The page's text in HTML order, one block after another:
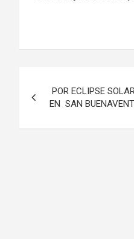
de
entradas
POR ECLIPSE
EN SAN